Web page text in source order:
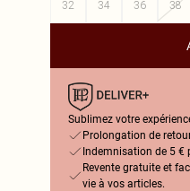
32
34 36 38
Sublimez votre
Prolongation de
Indemnisation de 5 €
Revente gratuite et
vie à vos articles.